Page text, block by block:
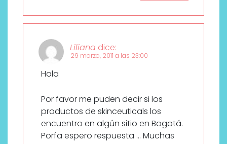
Liliana dice:
29 marzo, 2011 a las 23:00
Hola
Por favor me puden decir si los
productos de skinceuticals los
encuentro en algún sitio en Bogotá.
Porfa espero respuesta … Muchas